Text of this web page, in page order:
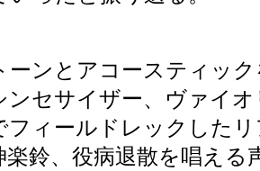
ーンとアコースティッ
ンセサイザー、ヴァイ
フィールドレックした
楽鈴、役病退散を唱える